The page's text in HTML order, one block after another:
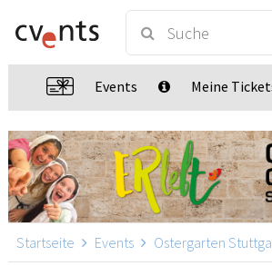
Events Meine
Startseite Events Ostergarten